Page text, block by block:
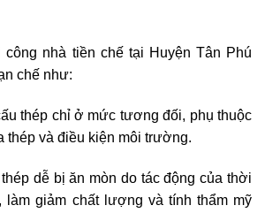
công nhà tiền chế tại Huyện Tân Phú
chế như:
thép chỉ ở mức tương đối, phụ thuộc
thép và điều kiện môi trường.
dễ bị ăn mòn do tác động của thời
làm giảm chất lượng và tính thẩm mỹ